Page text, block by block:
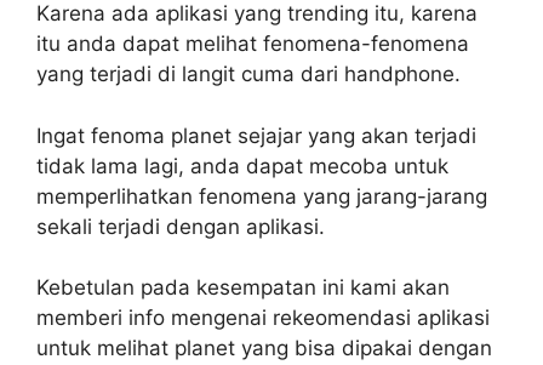
Karena ada aplikasi yang trending itu, karena
itu anda dapat melihat fenomena-fenomena
yang terjadi di langit cuma dari handphone.
Ingat fenoma planet sejajar yang akan terjadi
tidak lama lagi, anda dapat mecoba untuk
memperlihatkan fenomena yang jarang-jarang
sekali terjadi dengan aplikasi.
Kebetulan pada kesempatan ini kami akan
memberi info mengenai rekeomendasi aplikasi
untuk melihat planet yang bisa dipakai dengan